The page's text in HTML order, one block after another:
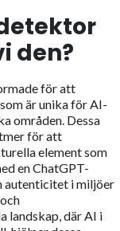
den?
för att
är unika för AI-
områden. Dessa
för att
element som
en ChatGPT-
autenticitet i miljöer
landskap, där AI i